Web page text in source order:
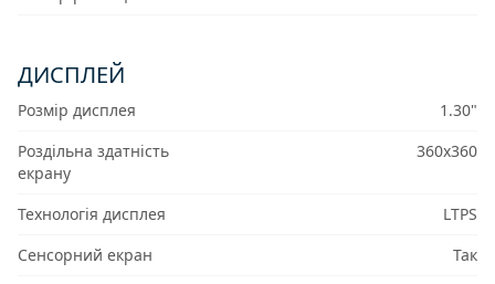
ДИСПЛЕЙ
Розмір дисплея
1.30"
Роздільна здатність
екрану
360x360
Технологія дисплея
LTPS
Сенсорний екран
Так